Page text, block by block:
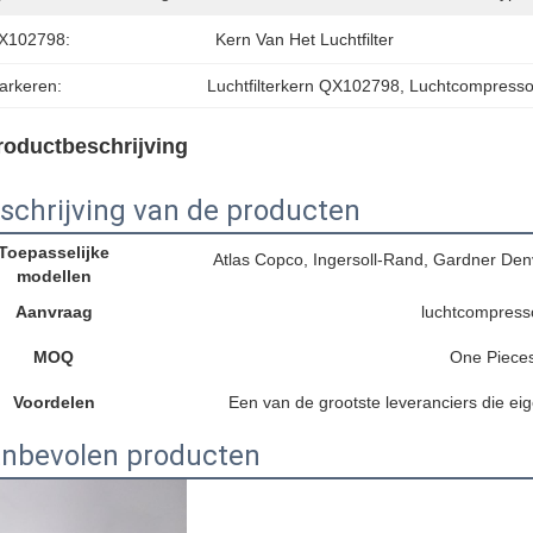
Kern Van Het Luchtfilter
Luchtfilterkern QX102798
van de producten
modellen
Atlas Copco, Ingersoll-Rand, Gardner
Aanvraag
MOQ One
Voordelen Een van de grootste leveranciers die
producten